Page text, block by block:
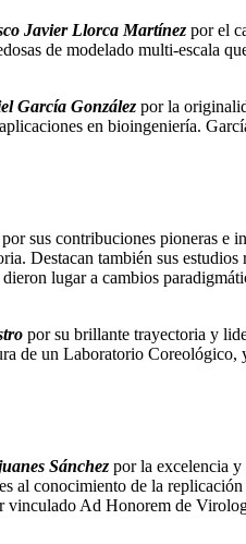
Javier Llorca Martínez por el
de modelado multi-escala
García González por la
en bioingeniería.
por sus contribuciones pioneras e
Destacan también sus
lugar a cambios
por su brillante trayectoria y
de un Laboratorio
Sánchez por la excelencia
al conocimiento de la
vinculado Ad Honorem de